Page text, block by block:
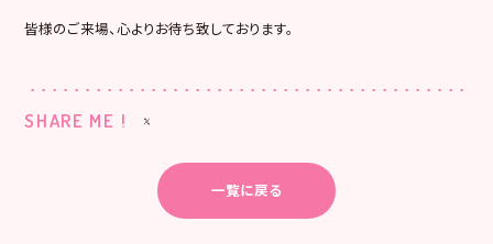
皆様のご来場、心よりお待ち致しております。
SHARE ME !
一覧に戻る